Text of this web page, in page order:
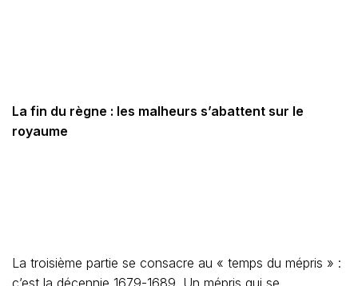
La fin du règne : les malheurs s’abattent sur le
royaume
La troisième partie se consacre au « temps du mépris » :
c’est la décennie 1679-1689. Un mépris qui se